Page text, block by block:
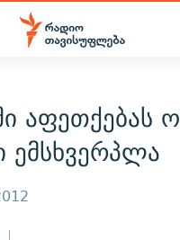
აფეთქებას
ემსხვერპლა